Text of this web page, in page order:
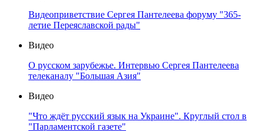
Видеоприветствие Сергея Пантелеева форуму "365-
летие Переяславской рады"
Видео
О русском зарубежье. Интервью Сергея Пантелеева
телеканалу "Большая Азия"
Видео
"Что ждёт русский язык на Украине". Круглый стол в
"Парламентской газете"